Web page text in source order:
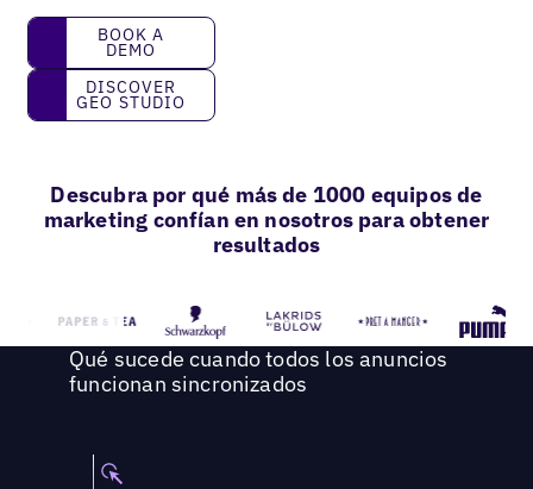
Book a Demo
BOOK A
DEMO
Discover GEO Studio
DISCOVER
GEO STUDIO
Descubra por qué más de 1000 equipos de
marketing confían en nosotros para obtener
resultados
Qué sucede cuando todos los anuncios
funcionan sincronizados